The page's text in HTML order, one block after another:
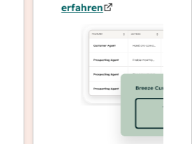
erfahren